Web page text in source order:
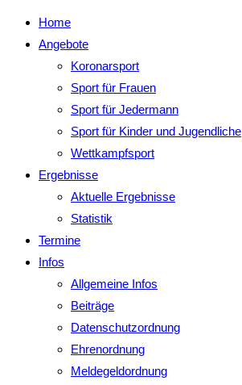
Home
Angebote
Koronarsport
Sport für Frauen
Sport für Jedermann
Sport für Kinder und Jugendliche
Wettkampfsport
Ergebnisse
Aktuelle Ergebnisse
Statistik
Termine
Infos
Allgemeine Infos
Beiträge
Datenschutzordnung
Ehrenordnung
Meldegeldordnung